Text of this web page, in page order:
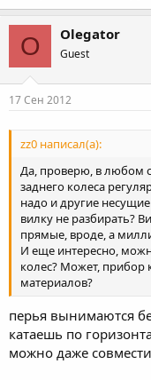
O Olegator
Guest
17 Сен 2012
zz0 написал(а):
Да, проверю, в любом
заднего колеса
надо и другие
вилку не разбирать?
прямые, вроде, а
И еще интересно,
колес? Может, прибор
материалов?
перья вынимаются
катаешь по
можно даже